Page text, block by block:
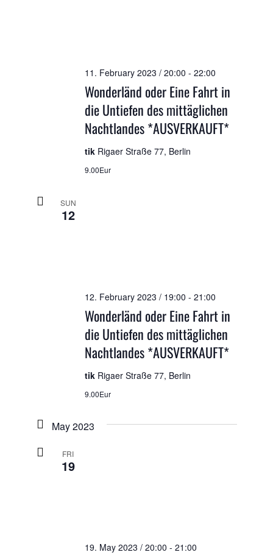
Wonderländ oder Eine Fahrt in
die Untiefen des mittäglichen
Nachtlandes *AUSVERKAUFT*
11. February 2023 / 20:00 - 22:00
tik Rigaer Straße 77, Berlin
9.00Eur
SUN
12
Wonderländ oder Eine Fahrt in
die Untiefen des mittäglichen
Nachtlandes *AUSVERKAUFT*
12. February 2023 / 19:00 - 21:00
tik Rigaer Straße 77, Berlin
9.00Eur
May 2023
FRI
19
19. May 2023 / 20:00 - 21:00